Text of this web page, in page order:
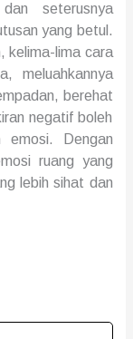
seterusnya
yang betul .
kelima-lima cara
me luahkannya
berehat
negatifboleh
emosi.
Dengan
ruang yang
lebih sihat dan